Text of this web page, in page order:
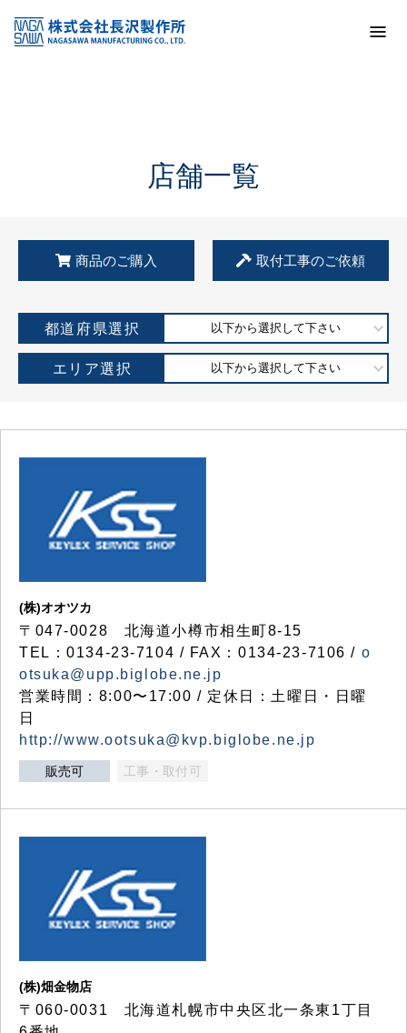
KSS加盟店・取扱店情報
店舗一覧
店舗一覧
商品のご購入 取付工事のご依頼
都道府県選択 以下から選択して下さい
エリア選択 以下から選択して下さい
(株)オオツカ
〒047-0028 北海道小樽市相生町8-15
TEL：0134-23-7104 / FAX：0134-23-7106 / o
otsuka@upp.biglobe.ne.jp
営業時間：8:00〜17:00 / 定休日：土曜日・日曜
日
http://www.ootsuka@kvp.biglobe.ne.jp
販売可 工事・取付可
(株)畑金物店
〒060-0031 北海道札幌市中央区北一条東1丁目